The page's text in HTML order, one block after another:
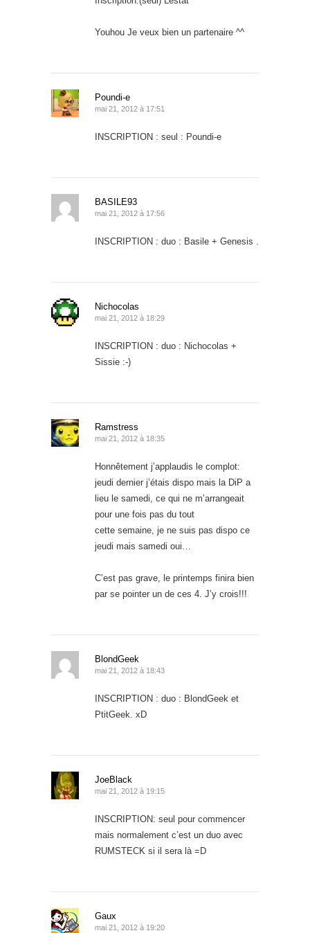
Youhou Je veux bien un partenaire ^^
Poundi-e
mai 21, 2012 à 17:51
INSCRIPTION : seul : Poundi-e
BASILE93
mai 21, 2012 à 17:56
INSCRIPTION : duo : Basile + Genesis .
Nichocolas
mai 21, 2012 à 18:29
INSCRIPTION : duo : Nichocolas +
Sissie :-)
Ramstress
mai 21, 2012 à 18:35
Honnêtement j’applaudis le complot:
jeudi dernier j’étais dispo mais la DiP a
lieu le samedi, ce qui ne m’arrangeait
pour une fois pas du tout
cette semaine, je ne suis pas dispo ce
jeudi mais samedi oui…
C’est pas grave, le printemps finira bien
par se pointer un de ces 4. J’y crois!!!
BlondGeek
mai 21, 2012 à 18:43
INSCRIPTION : duo : BlondGeek et
PtitGeek. xD
JoeBlack
mai 21, 2012 à 19:15
INSCRIPTION: seul pour commencer
mais normalement c’est un duo avec
RUMSTECK si il sera là =D
Gaux
mai 21, 2012 à 19:20